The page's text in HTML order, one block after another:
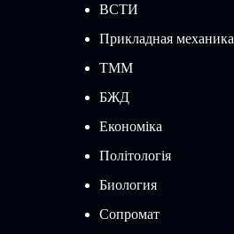
ВСТИ
Прикладная механика
ТММ
БЖД
Економіка
Політологія
Биология
Сопромат